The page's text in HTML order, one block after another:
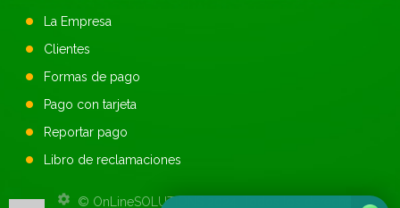
La Empresa
Clientes
Formas de pago
Pago con tarjeta
Reportar pago
Libro de reclamaciones
© OnLineSOLUTIONS